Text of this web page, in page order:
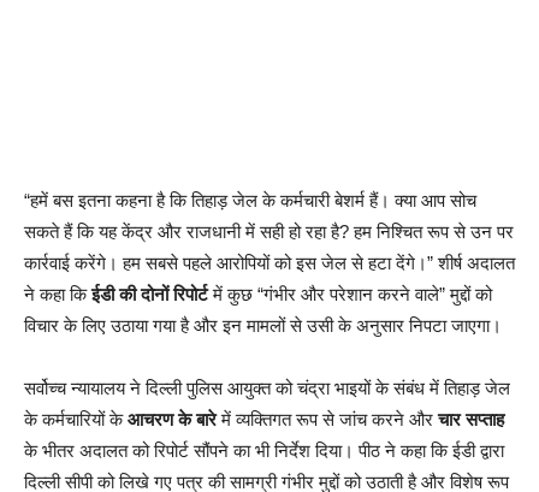
“हमें बस इतना कहना है कि तिहाड़ जेल के कर्मचारी बेशर्म हैं। क्या आप सोच
सकते हैं कि यह केंद्र और राजधानी में सही हो रहा है? हम निश्चित रूप से उन पर
कार्रवाई करेंगे। हम सबसे पहले आरोपियों को इस जेल से हटा देंगे।” शीर्ष अदालत
ने कहा किईडी की दोनों रिपोर्टमें कुछ “गंभीर और परेशान करने वाले” मुद्दों को
विचार के लिए उठाया गया है और इन मामलों से उसी के अनुसार निपटा जाएगा।
सर्वोच्च न्यायालय ने दिल्ली पुलिस आयुक्त को चंद्रा भाइयों के संबंध में तिहाड़ जेल
के कर्मचारियों केआचरण के बारेमें व्यक्तिगत रूप से जांच करने औरचार सप्ताह
के भीतर अदालत को रिपोर्ट सौंपने का भी निर्देश दिया। पीठ ने कहा कि ईडी द्वारा
दिल्ली सीपी को लिखे गए पत्र की सामग्री गंभीर मुद्दों को उठाती है और विशेष रूप